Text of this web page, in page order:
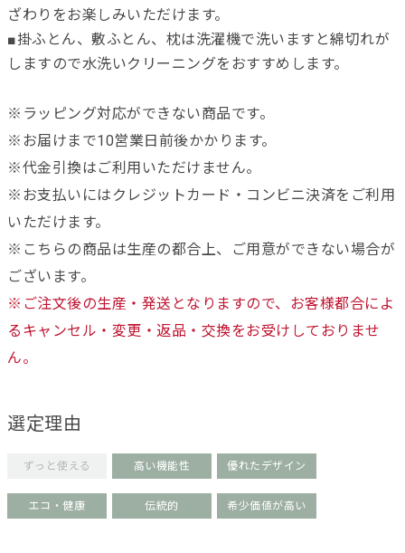
ざわりをお楽しみいただけます。
■掛ふとん、敷ふとん、枕は洗濯機で洗いますと綿切れが
しますので水洗いクリーニングをおすすめします。
※ラッピング対応ができない商品です。
※お届けまで10営業日前後かかります。
※代金引換はご利用いただけません。
※お支払いにはクレジットカード・コンビニ決済をご利用
いただけます。
※こちらの商品は生産の都合上、ご用意ができない場合が
ございます。
※ご注文後の生産・発送となりますので、お客様都合によ
るキャンセル・変更・返品・交換をお受けしておりませ
ん。
選定理由
ずっと使える 高い機能性 優れたデザイン
エコ・健康 伝統的 希少価値が高い